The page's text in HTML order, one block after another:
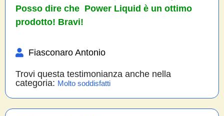
Posso dire che Power Liquid è un ottimo
prodotto! Bravi!
Fiasconaro Antonio
Trovi questa testimonianza anche nella
categoria: Molto soddisfatti